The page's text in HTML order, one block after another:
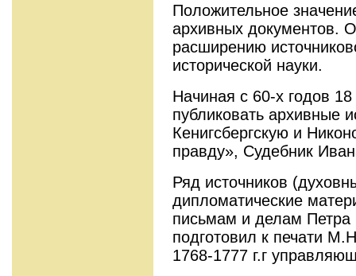
Положительное
архивных документов.
расширению
исторической науки.
Начиная с 60-х годов
публиковать архивные
Кенигсбергскую и
правду», Судебник
Ряд источников
дипломатические
письмам и делам Петра
подготовил к печати
1768-1777 г.г